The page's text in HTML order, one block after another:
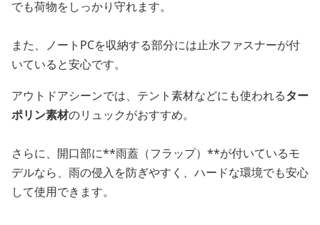
でも荷物をしっかり守れます。
また、ノートPCを収納する部分には止水ファスナーが付
いていると安心です。
アウトドアシーンでは、テント素材などにも使われるター
ポリン素材のリュックがおすすめ。
さらに、開口部に**雨蓋（フラップ）**が付いているモ
デルなら、雨の侵入を防ぎやすく、ハードな環境でも安心
して使用できます。